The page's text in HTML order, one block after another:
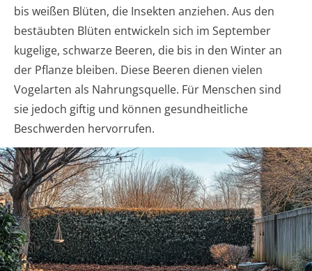
bis weißen Blüten, die Insekten anziehen. Aus den
bestäubten Blüten entwickeln sich im September
kugelige, schwarze Beeren, die bis in den Winter an
der Pflanze bleiben. Diese Beeren dienen vielen
Vogelarten als Nahrungsquelle. Für Menschen sind
sie jedoch giftig und können gesundheitliche
Beschwerden hervorrufen.